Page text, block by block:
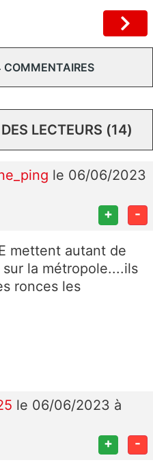
COMMENTAIRES
LECTEURS (14)
le 06/06/2023
+ -
mettent autant de
la métropole....ils
ronces les
le 06/06/2023 à
+ -